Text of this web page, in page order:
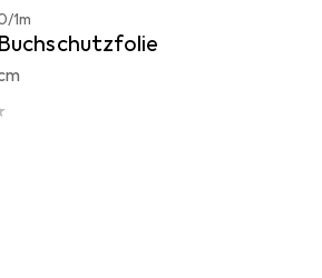
/1m
Buchschutzfolie